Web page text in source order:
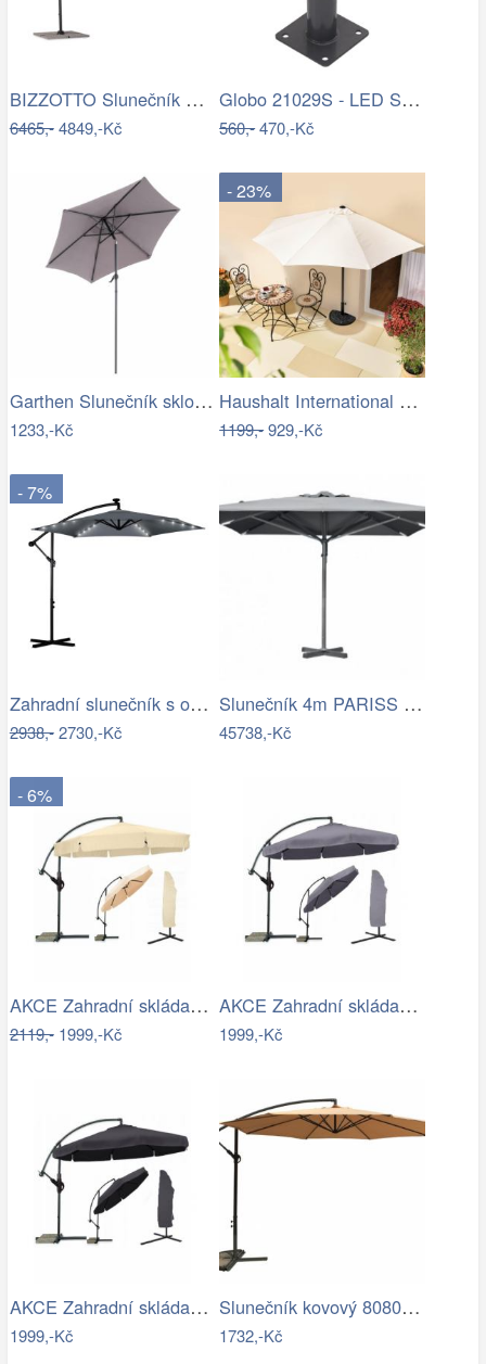
BIZZOTTO Slunečník SIVIGLIA taupe 3x3m
6465,-4849,-Kč
Globo 21029S - LED Stm. nab. dot.…
560,-470,-Kč
Garthen Slunečník sklopný s kličkou,…
1233,-Kč
- 23%
Haushalt International Slunečník…
1199,-929,-Kč
- 7%
Zahradní slunečník s osvětlením PL-882,…
2938,-2730,-Kč
Slunečník 4m PARISS - GD
45738,-Kč
- 6%
AKCE Zahradní skládací slunečník LEVI…
2119,-1999,-Kč
AKCE Zahradní skládací slunečník LEVI…
1999,-Kč
AKCE Zahradní skládací slunečník LEVI…
1999,-Kč
Slunečník kovový 8080 ø350 ROJAPLAST
1732,-Kč